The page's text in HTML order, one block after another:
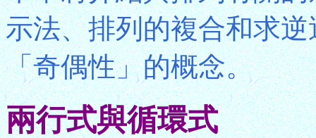
示法、排列的複合和求
「奇偶性」的概念。
兩行式與循環式